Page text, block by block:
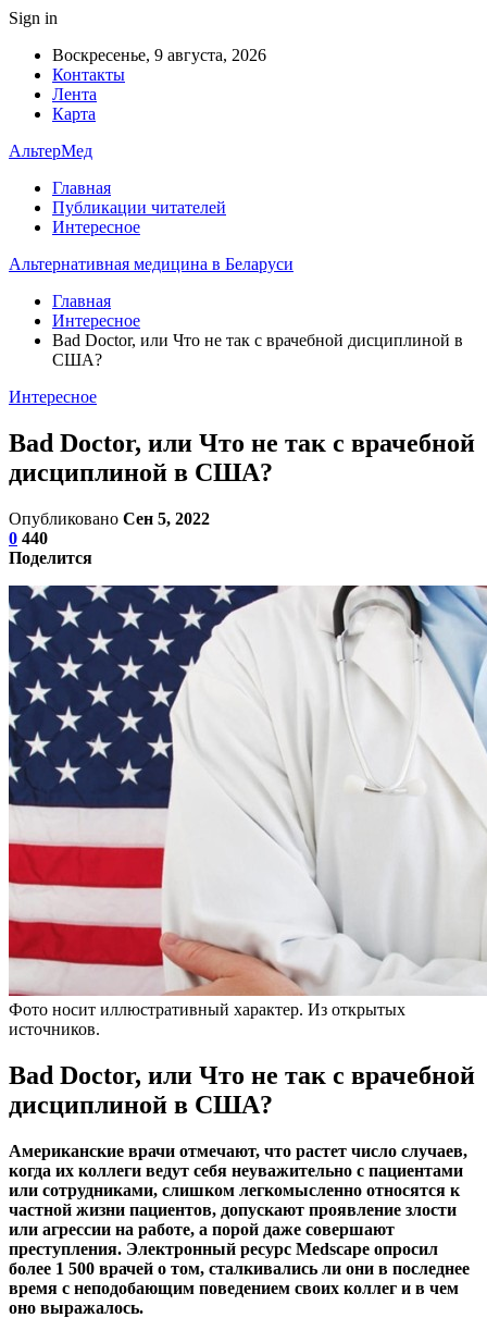
Sign in
Воскресенье, 9 августа, 2026
Контакты
Лента
Карта
АльтерМед
Главная
Публикации читателей
Интересное
Альтернативная медицина в Беларуси
Главная
Интересное
Bad Doctor, или Что не так с врачебной дисциплиной в
США?
Интересное
Bad Doctor, или Что не так с врачебной
дисциплиной в США?
Опубликовано Сен 5, 2022
0 440
Поделится
Фото носит иллюстративный характер. Из открытых
источников.
Bad Doctor, или Что не так с врачебной
дисциплиной в США?
Американские врачи отмечают, что растет число случаев,
когда их коллеги ведут себя неуважительно с пациентами
или сотрудниками, слишком легкомысленно относятся к
частной жизни пациентов, допускают проявление злости
или агрессии на работе, а порой даже совершают
преступления. Электронный ресурс Medscape опросил
более 1 500 врачей о том, сталкивались ли они в последнее
время с неподобающим поведением своих коллег и в чем
оно выражалось.